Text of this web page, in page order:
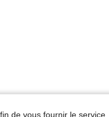
de vous fournir le service